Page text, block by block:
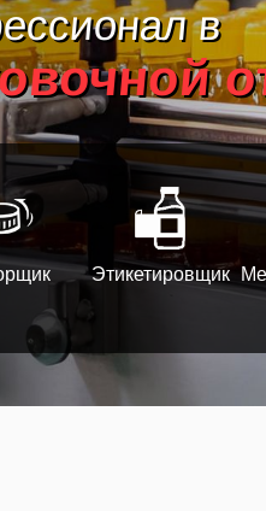
в
Этикетировщик